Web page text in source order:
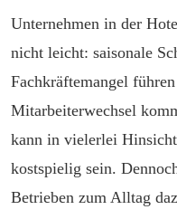
Unternehmen in der
nicht leicht: saisonale
Fachkräftemangel
Mitarbeiterwechsel
kann in vielerlei
kostspielig sein.
Betrieben zum Alltag